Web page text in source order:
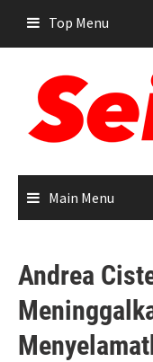
content
Top Menu
Main Menu
Andrea